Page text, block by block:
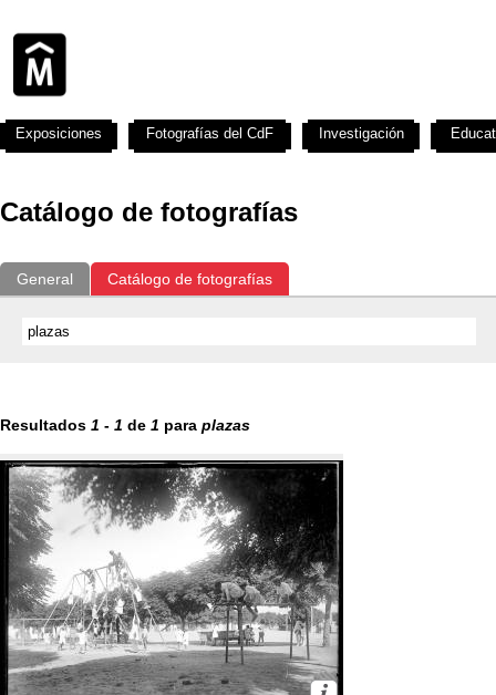
Catálogo de fotografías
General Catálogo de fotografías
Resultados 1 - 1 de 1 para plazas
Exposiciones Fotografías del CdF Investigación